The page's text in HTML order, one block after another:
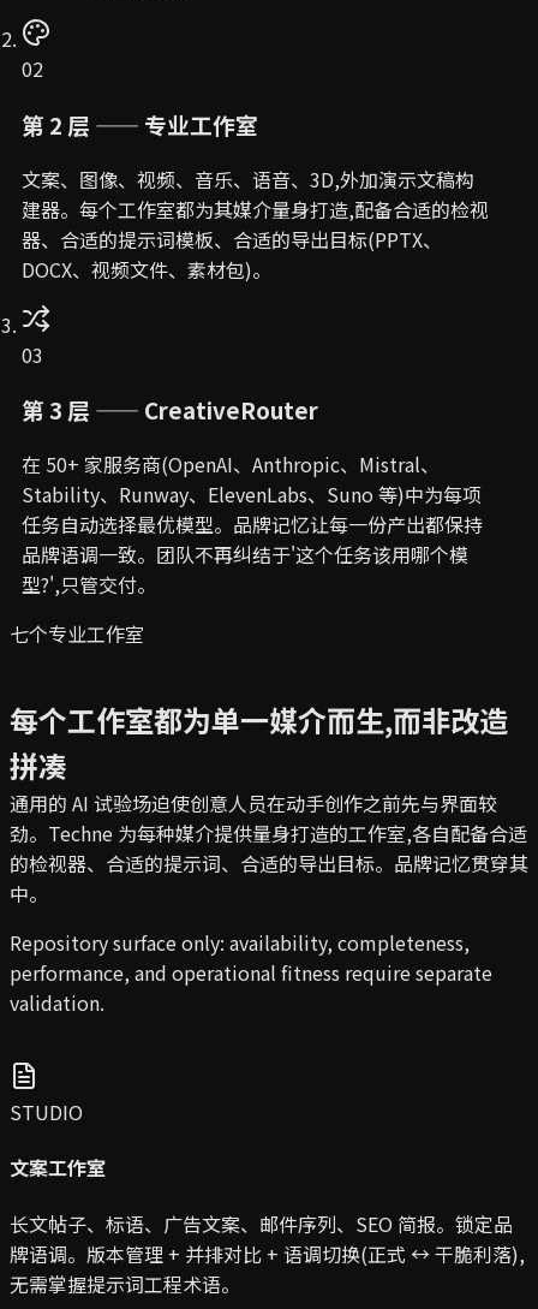
02
第 2 层 —— 专业工作室
文案、图像、视频、音乐、语音、3D,外加演示文稿构
建器。每个工作室都为其媒介量身打造,配备合适的检视
器、合适的提示词模板、合适的导出目标(PPTX、
DOCX、视频文件、素材包)。
03
第 3 层 —— CreativeRouter
在 50+ 家服务商(OpenAI、Anthropic、Mistral、
Stability、Runway、ElevenLabs、Suno 等)中为每项
任务自动选择最优模型。品牌记忆让每一份产出都保持
品牌语调一致。团队不再纠结于'这个任务该用哪个模
型?',只管交付。
七个专业工作室
每个工作室都为单一媒介而生,而非改造
拼凑
通用的 AI 试验场迫使创意人员在动手创作之前先与界面较
劲。Techne 为每种媒介提供量身打造的工作室,各自配备合适
的检视器、合适的提示词、合适的导出目标。品牌记忆贯穿其
中。
Repository surface only: availability, completeness,
performance, and operational fitness require separate
validation.
STUDIO
文案工作室
长文帖子、标语、广告文案、邮件序列、SEO 简报。锁定品
牌语调。版本管理 + 并排对比 + 语调切换(正式 ↔ 干脆利落),
无需掌握提示词工程术语。